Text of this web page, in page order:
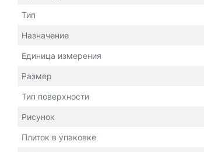
Тип
Назначение
Единица измерения
Размер
Тип поверхности
Рисунок
Плиток в упаковке